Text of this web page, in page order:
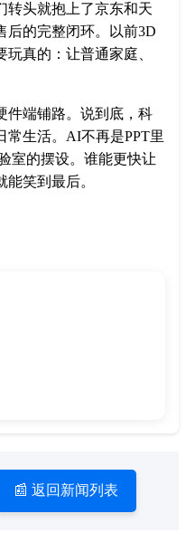
头就抱上了京东和天
后的完整闭环。以前3D
真的：让普通家庭、
件端铺路。说到底，科
常生活。AI不再是PPT里
室的摆设。谁能更快让
笑到最后。
📰 返回新闻列表